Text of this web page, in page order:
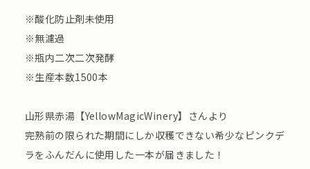
※酸化防止剤未使用
※無濾過
※瓶内二次二次発酵
※生産本数1500本
山形県赤湯【YellowMagicWinery】さんより
完熟前の限られた期間にしか収穫できない希少なピンクデ
ラをふんだんに使用した一本が届きました！